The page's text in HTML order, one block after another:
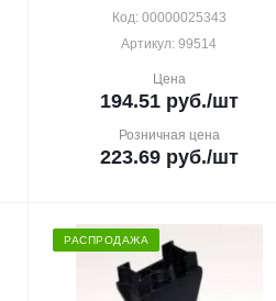
Код: 00000025343
Артикул: 99514
Цена
194.51руб./шт
Розничная цена
223.69руб./шт
РАСПРОДАЖА